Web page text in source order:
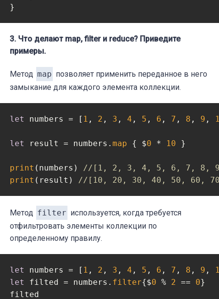
}
3. Что делают map, filter и reduce? Приведите
примеры.
Метод map позволяет применить переданное в него
замыкание для каждого элемента коллекции.
let numbers = [ 1 , 2 , 3 , 4 , 5 , 6 , 7 , 8 , 9 ,
let result = numbers. map { $0 * 10 }
print (numbers)
//[1, 2, 3, 4, 5, 6, 7, 8,
print (result) //[10, 20, 30, 40, 50, 60,
Метод filter используется, когда требуется
отфильтровать элементы коллекции по
определенному правилу.
let numbers = [ 1 , 2 , 3 , 4 , 5 , 6 , 7 , 8 , 9 ,
let
filted = numbers. filter{$0 % 2 == 0}